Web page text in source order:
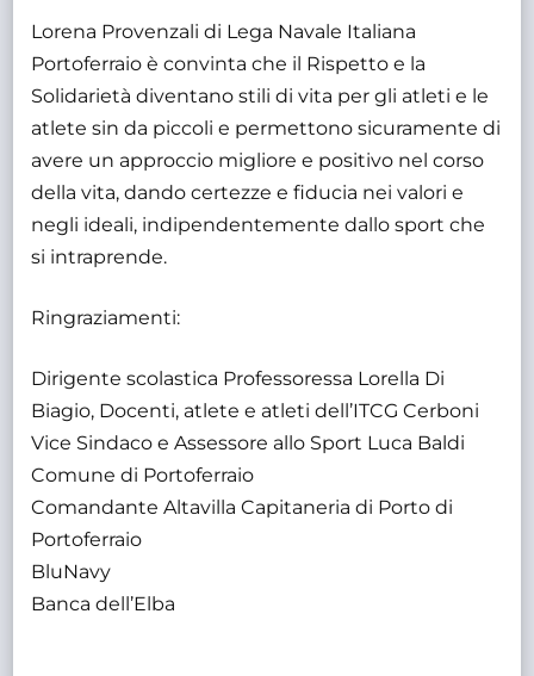
Lorena Provenzali di Lega Navale Italiana
Portoferraio è convinta che il Rispetto e la
Solidarietà diventano stili di vita per gli atleti e le
atlete sin da piccoli e permettono sicuramente di
avere un approccio migliore e positivo nel corso
della vita, dando certezze e fiducia nei valori e
negli ideali, indipendentemente dallo sport che
si intraprende.
Ringraziamenti:
Dirigente scolastica Professoressa Lorella Di
Biagio, Docenti, atlete e atleti dell’ITCG Cerboni
Vice Sindaco e Assessore allo Sport Luca Baldi
Comune di Portoferraio
Comandante Altavilla Capitaneria di Porto di
Portoferraio
BluNavy
Banca dell’Elba